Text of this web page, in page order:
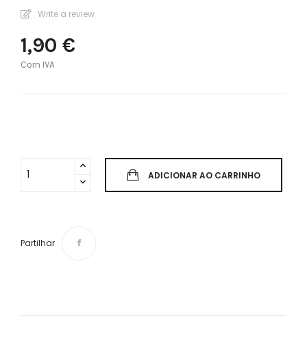
Write a review
1,90 €
Com IVA
ADICIONAR AO CARRINHO
Partilhar